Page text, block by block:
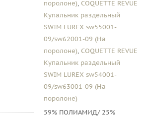
поролоне), COQUETTE REVUE
Купальник раздельный
SWIM LUREX sw55001-
09/sw62001-09 (На
поролоне), COQUETTE REVUE
Купальник раздельный
SWIM LUREX sw54001-
09/sw63001-09 (На
поролоне)
59% ПОЛИАМИД/ 25%